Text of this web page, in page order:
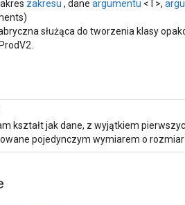
zakresu , dane argumentu <T>,
służąca do tworzenia klasy
kształt jak dane, z wyjątkiem
pojedynczym wymiarem o